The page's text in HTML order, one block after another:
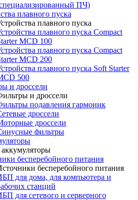
ПЧ)
плавного пуска
плавного пуска
плавного пуска Compact
MCD 100
плавного пуска Compact
MCD 200
плавного пуска Soft Starter
500
и дроссели
и дроссели
подавления гармоник
дроссели
дроссели
фильтры
бесперебойного питания
бесперебойного питания
для дома, для компьютера и
станций
для сетевого и серверного